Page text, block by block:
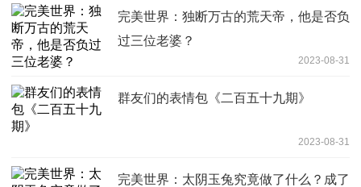
完美世界：独断万古的荒天帝，他是否负
过三位老婆？
2023-08-31
群友们的表情包《二百五十九期》
2023-08-31
完美世界：太阴玉兔究竟做了什么？成了